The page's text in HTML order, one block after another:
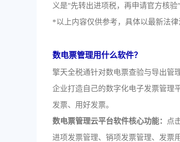
义是"先转出进项税，再申请官方核
*以上内容仅供参考，具体以最新法律
数电票管理用什么软件？
擎天全税通针对数电票查验与导出管
企业打造自己的数字化电子发票管理
发票、用好发票。
数电票管理云平台软件核心功能：
点
进项发票管理、销项发票管理、发票